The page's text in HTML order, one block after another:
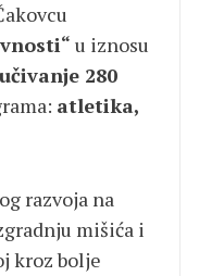
u iznosu
280
atletika,
razvoja na
mišića i
kroz bolje